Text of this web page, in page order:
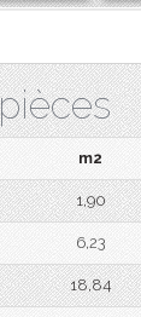
m2
1,90
6,23
18,84